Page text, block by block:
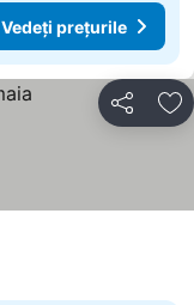
Vedeți prețurile
Distribuiți